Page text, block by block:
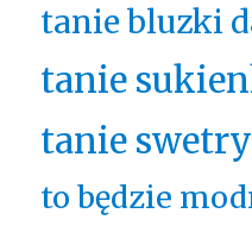
tanie bluzki
tanie
tanie
to będzie